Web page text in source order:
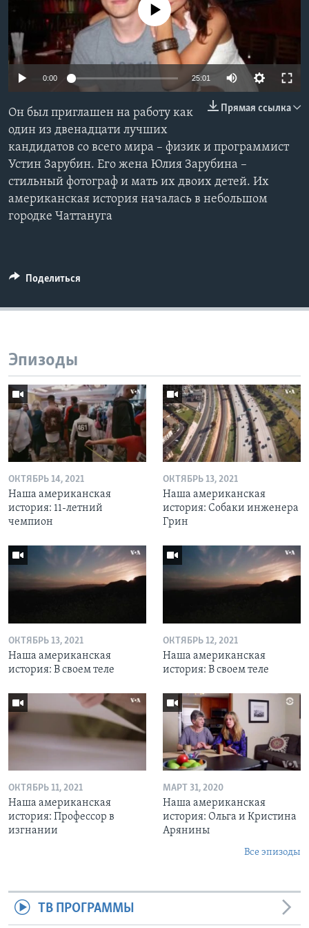
Learning English
СОЦИАЛЬНЫЕ СЕТИ
Языки
No media source currently available
0:00 25:01
Прямая ссылка
Он был приглашен на работу как
один из двенадцати лучших
кандидатов со всего мира – физик и программист
Устин Зарубин. Его жена Юлия Зарубина –
стильный фотограф и мать их двоих детей. Их
американская история началась в небольшом
городке Чаттануга
Поделиться
Эпизоды
ОКТЯБРЬ 14, 2021
Наша американская
история: 11-летний
чемпион
ОКТЯБРЬ 13, 2021
Наша американская
история: Собаки инженера
Грин
ОКТЯБРЬ 13, 2021
Наша американская
история: В своем теле
ОКТЯБРЬ 12, 2021
Наша американская
история: В своем теле
ОКТЯБРЬ 11, 2021
Наша американская
история: Профессор в
изгнании
МАРТ 31, 2020
Наша американская
история: Ольга и Кристина
Арянины
Все эпизоды
ТВ ПРОГРАММЫ